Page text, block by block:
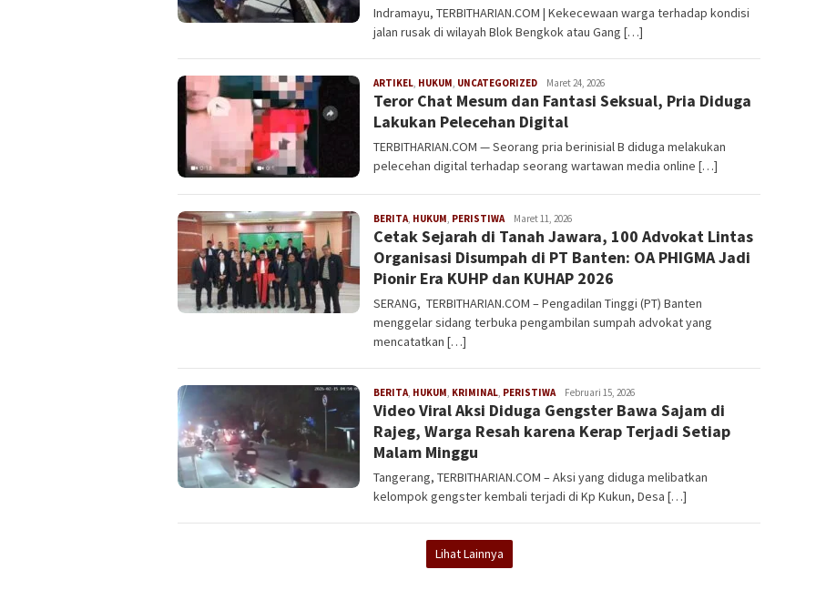
Indramayu, TERBITHARIAN.COM | Kekecewaan warga terhadap kondisi
jalan rusak di wilayah Blok Bengkok atau Gang […]
ARTIKEL, HUKUM, UNCATEGORIZED Redaksi
Maret 24, 2026
Teror Chat Mesum dan Fantasi Seksual, Pria Diduga
Lakukan Pelecehan Digital
TERBITHARIAN.COM — Seorang pria berinisial B diduga melakukan
pelecehan digital terhadap seorang wartawan media online […]
BERITA, HUKUM, PERISTIWARedaksi
Maret 11, 2026
Cetak Sejarah di Tanah Jawara, 100 Advokat Lintas
Organisasi Disumpah di PT Banten: OA PHIGMA Jadi
Pionir Era KUHP dan KUHAP 2026
​SERANG, TERBITHARIAN.COM – Pengadilan Tinggi (PT) Banten
menggelar sidang terbuka pengambilan sumpah advokat yang
mencatatkan […]
BERITA, HUKUM, KRIMINAL, PERISTIWARedaksi
Februari 15, 2026
Video Viral Aksi Diduga Gengster Bawa Sajam di
Rajeg, Warga Resah karena Kerap Terjadi Setiap
Malam Minggu
Tangerang, TERBITHARIAN.COM – Aksi yang diduga melibatkan
kelompok gengster kembali terjadi di Kp Kukun, Desa […]
Lihat Lainnya